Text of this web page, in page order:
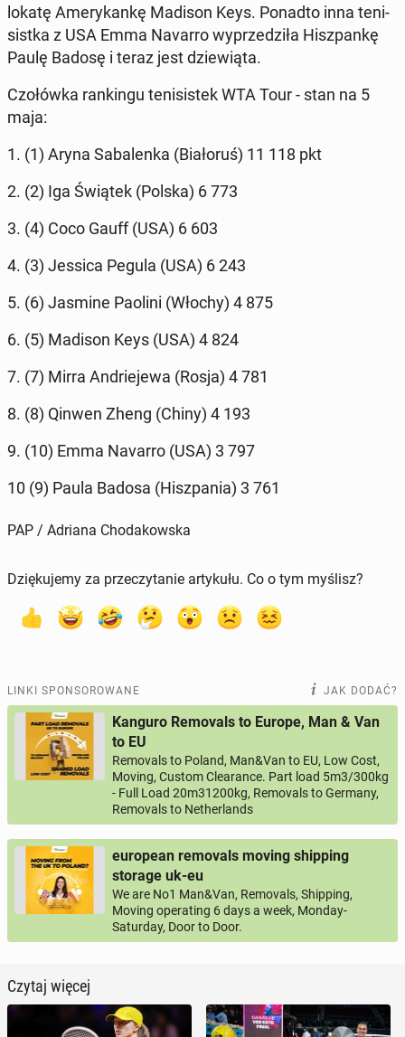
lokatę Ame­ry­kan­kę Madison Keys. Ponadto inna te­ni­
sist­ka z USA Emma Navarro wy­prze­dzi­ła Hisz­pan­kę
Paulę Badosę i teraz jest dzie­wią­ta.
Czo­łów­ka ran­kin­gu te­ni­si­stek WTA Tour - stan na 5
maja:
1. (1) Aryna Sa­ba­len­ka (Bia­ło­ruś) 11 118 pkt
2. (2) Iga Świątek (Polska) 6 773
3. (4) Coco Gauff (USA) 6 603
4. (3) Jessica Pegula (USA) 6 243
5. (6) Jasmine Paolini (Włochy) 4 875
6. (5) Madison Keys (USA) 4 824
7. (7) Mirra An­drie­je­wa (Rosja) 4 781
8. (8) Qinwen Zheng (Chiny) 4 193
9. (10) Emma Navarro (USA) 3 797
10 (9) Paula Badosa (Hisz­pa­nia) 3 761
PAP / Adriana Chodakowska
Dziękujemy za przeczytanie artykułu. Co o tym myślisz?
LINKI SPONSOROWANE JAK DODAĆ?
Kanguro Removals to Europe, Man & Van
to EU
Removals to Poland, Man&Van to EU, Low Cost,
Moving, Custom Clearance. Part load 5m3/300kg
- Full Load 20m31200kg, Removals to Germany,
Removals to Netherlands
european removals moving shipping
storage uk-eu
We are No1 Man&Van, Removals, Shipping,
Moving operating 6 days a week, Monday-
Saturday, Door to Door.
Czytaj więcej